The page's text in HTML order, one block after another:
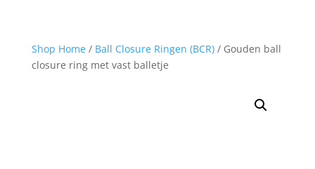
Shop Home/ Ball Closure Ringen (BCR)/ Gouden ball
closure ring met vast balletje